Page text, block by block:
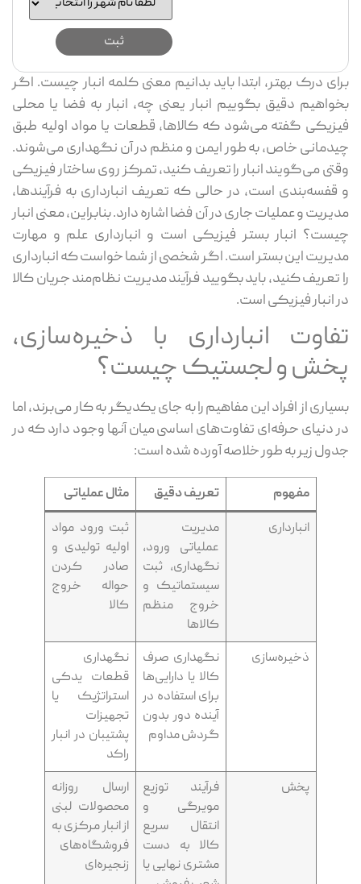
درک بهتر، ابتدا باید بدانیم معنی کلمه انبار چیست. اگر
دقیق بگوییم انبار یعنی چه، انبار به فضا یا محلی
گفته می‌شود که کالاها، قطعات یا مواد اولیه طبق
خاص، به طور ایمن و منظم در آن نگهداری می‌شوند.
می‌گویند انبار را تعریف کنید، تمرکز روی ساختار فیزیکی
است، در حالی که تعریف انبارداری به فرآیندها،
و عملیات جاری در آن فضا اشاره دارد. بنابراین، معنی انبار
انبار بستر فیزیکی است و انبارداری علم و مهارت
این بستر است. اگر شخصی از شما خواست که انبارداری
تعریف کنید، باید بگویید فرآیند مدیریت نظام‌مند جریان کالا
انبار فیزیکی است.
انبارداری با ذخیره‌سازی،
و لجستیک چیست؟
از افراد این مفاهیم را به جای یکدیگر به کار می‌برند، اما
دنیای حرفه‌ای تفاوت‌های اساسی میان آنها وجود دارد که در
زیر به طور خلاصه آورده شده است:
مفهوم تعریف دقیق
مثال عملیاتی
انبارداری
مدیریت
عملیاتی ورود،
نگهداری، ثبت
سیستماتیک و
خروج منظم
کالاها
ثبت ورود مواد
اولیه تولیدی و
صادر کردن
حواله خروج
کالا
ذخیره‌سازی
نگهداری صرف
کالا یا دارایی‌ها
برای استفاده در
آینده دور بدون
گردش مداوم
نگهداری
قطعات یدکی
استراتژیک یا
تجهیزات
پشتیبان در انبار
راکد
پخش
فرآیند توزیع
مویرگی و
انتقال سریع
کالا به دست
مشتری نهایی یا
ارسال روزانه
محصولات لبنی
از انبار مرکزی به
فروشگاه‌های
زنجیره‌ای